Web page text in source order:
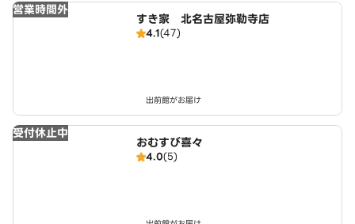
営業時間外
すき家 北名古屋弥勒寺店
4.1(47)
出前館がお届け
受付休止中
おむすび喜々
4.0(5)